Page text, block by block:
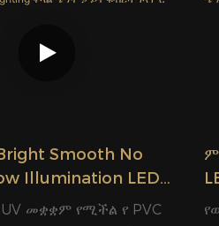
Smooth No
Illumination LED
ጭነት ቻይና ፋብሪካ ግላሞር
መቋቋም የሚችል የ PVC